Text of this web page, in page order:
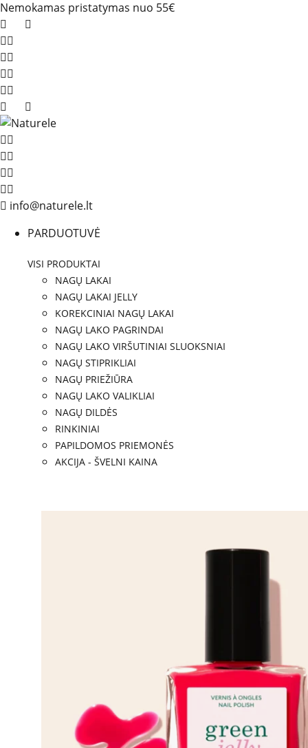
Nemokamas pristatymas nuo 55€
info@naturele.lt
PARDUOTUVĖ
VISI PRODUKTAI
NAGŲ LAKAI
NAGŲ LAKAI JELLY
KOREKCINIAI NAGŲ LAKAI
NAGŲ LAKO PAGRINDAI
NAGŲ LAKO VIRŠUTINIAI SLUOKSNIAI
NAGŲ STIPRIKLIAI
NAGŲ PRIEŽIŪRA
NAGŲ LAKO VALIKLIAI
NAGŲ DILDĖS
RINKINIAI
PAPILDOMOS PRIEMONĖS
AKCIJA - ŠVELNI KAINA